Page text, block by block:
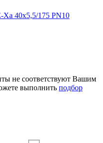
Xa 40x5,5/175 PN10
не соответствуют Вашим
выполнить подбор